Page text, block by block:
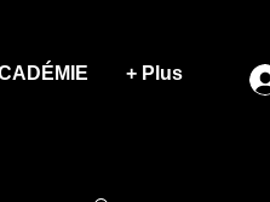
+ Plus